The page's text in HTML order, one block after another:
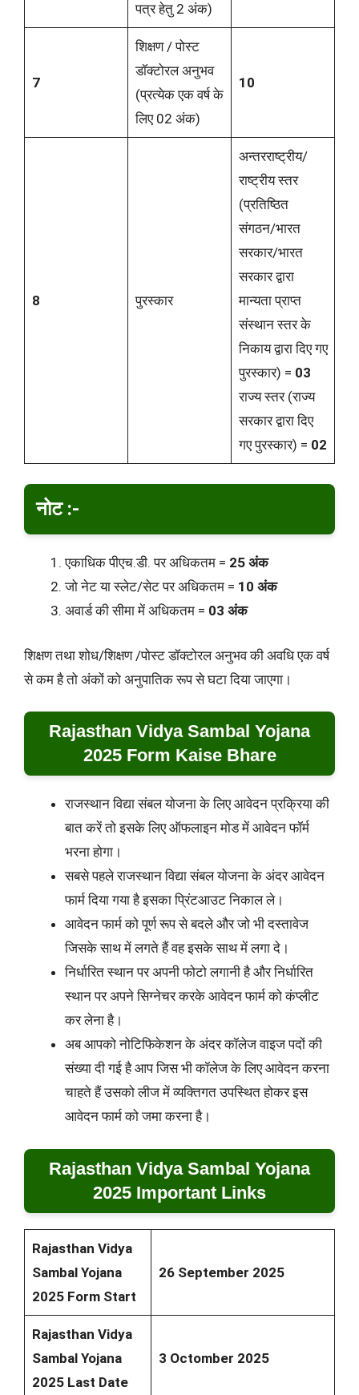
पत्र हेतु 2 अंक)
7
शिक्षण / पोस्ट
डॉक्टोरल अनुभव
(प्रत्येक एक वर्ष के
लिए 02 अंक)
10
8 पुरस्कार
अन्तरराष्ट्रीय/
राष्ट्रीय स्तर
(प्रतिष्ठित
संगठन/भारत
सरकार/भारत
सरकार द्वारा
मान्यता प्राप्त
संस्थान स्तर के
निकाय द्वारा दिए गए
पुरस्कार) = 03
राज्य स्तर (राज्य
सरकार द्वारा दिए
गए पुरस्कार) = 02
नोट :-
एकाधिक पीएच.डी. पर अधिकतम = 25 अंक
जो नेट या स्लेट/सेट पर अधिकतम = 10 अंक
अवार्ड की सीमा में अधिकतम = 03 अंक
शिक्षण तथा शोध/शिक्षण /पोस्ट डॉक्टोरल अनुभव की अवधि एक वर्ष
से कम है तो अंकों को अनुपातिक रूप से घटा दिया जाएगा।
Rajasthan Vidya Sambal Yojana
2025 Form Kaise Bhare
राजस्थान विद्या संबल योजना के लिए आवेदन प्रक्रिया की
बात करें तो इसके लिए ऑफलाइन मोड में आवेदन फॉर्म
भरना होगा।
सबसे पहले राजस्थान विद्या संबल योजना के अंदर आवेदन
फार्म दिया गया है इसका प्रिंटआउट निकाल ले।
आवेदन फार्म को पूर्ण रूप से बदले और जो भी दस्तावेज
जिसके साथ में लगते हैं वह इसके साथ में लगा दे।
निर्धारित स्थान पर अपनी फोटो लगानी है और निर्धारित
स्थान पर अपने सिग्नेचर करके आवेदन फार्म को कंप्लीट
कर लेना है।
अब आपको नोटिफिकेशन के अंदर कॉलेज वाइज पदों की
संख्या दी गई है आप जिस भी कॉलेज के लिए आवेदन करना
चाहते हैं उसको लीज में व्यक्तिगत उपस्थित होकर इस
आवेदन फार्म को जमा करना है।
Rajasthan Vidya Sambal Yojana
2025 Important Links
Rajasthan Vidya
Sambal Yojana
2025 Form Start
26 September 2025
Rajasthan Vidya
Sambal Yojana
2025 Last Date
3 Octomber 2025